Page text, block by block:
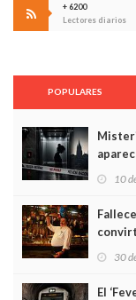
+ 6200
Lectores diarios
POPULARES
10
30
El